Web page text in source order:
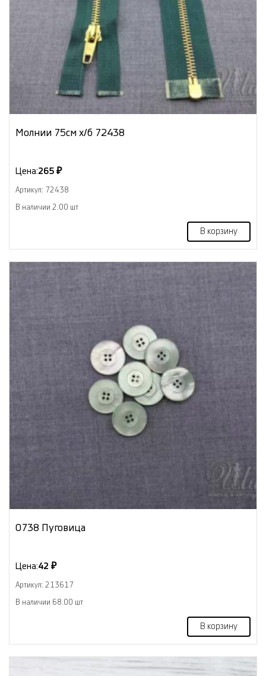
Молнии 75см х/б 72438
Цена:265 ₽
Артикул: 72438
В наличии 2.00 шт
В корзину
0738 Пуговица
Цена:42 ₽
Артикул: 213617
В наличии 68.00 шт
В корзину